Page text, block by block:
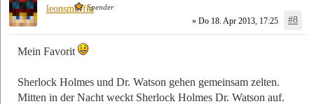
» Do 18. Apr 2013, 17:25 #8
Mein Favorit
Sherlock Holmes und Dr. Watson gehen gemeinsam zelten.
Mitten in der Nacht weckt Sherlock Holmes Dr. Watson auf.
leonsmuffinSpender